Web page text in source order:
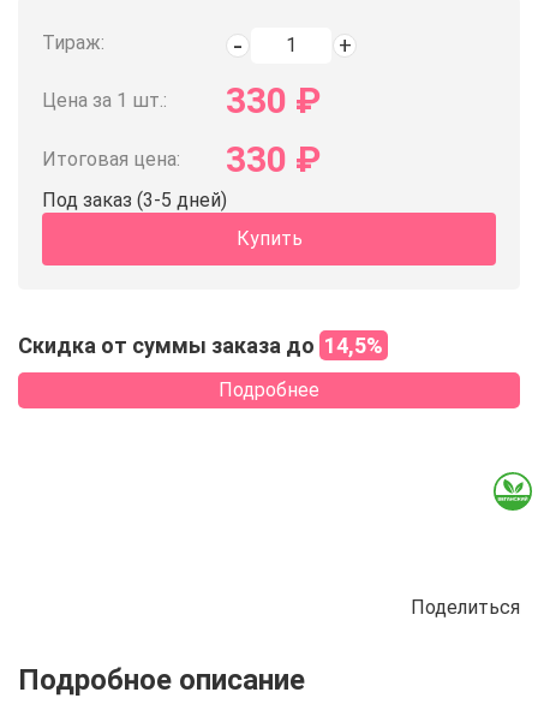
Тираж:
Цена за 1 шт.: 330 ₽
Итоговая цена: 330 ₽
Под заказ (3-5 дней)
Купить
Скидка от суммы заказа до 14,5%
Подробнее
Поделиться
Описание Отзывы Рецепты